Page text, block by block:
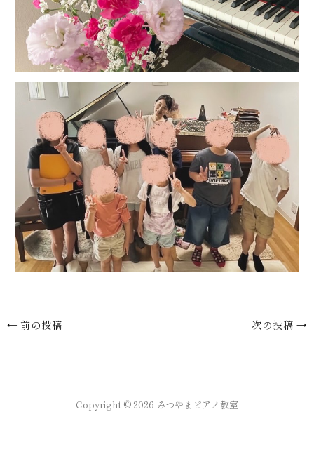
← 前の投稿 次の投稿→
Copyright © 2026 みつやまピアノ教室